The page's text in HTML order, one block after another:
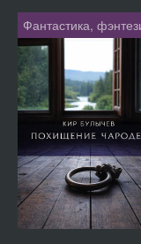
Фантастика,